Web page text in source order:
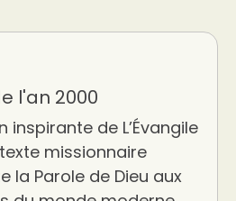
l'an 2000
inspirante de L’Évangile
missionnaire
la Parole de Dieu aux